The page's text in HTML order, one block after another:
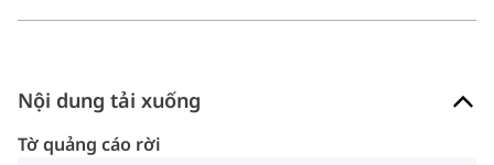
Nội dung tải xuống
Tờ quảng cáo rời